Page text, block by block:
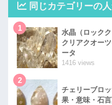
同じカテゴリーの
1
水晶（ロック
クリアクオー
ータ
1416 views
2
チェリーブロ
果・意味・石